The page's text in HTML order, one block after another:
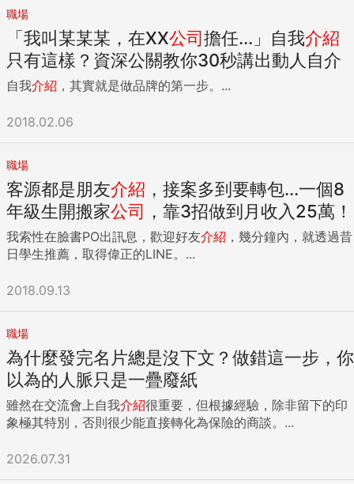
職場
「我叫某某某，在XX公司擔任...」自我介紹
只有這樣？資深公關教你30秒講出動人自介
自我介紹 ，其實就是做品牌的第一步。...
2018.02.06
職場
客源都是朋友介紹 ，接案多到要轉包...一個8
年級生開搬家公司 ，靠3招做到月收入25萬！
我索性在臉書PO出訊息，歡迎好友介紹 ，幾分鐘內，就透過昔
日學生推薦，取得偉正的LINE。...
2018.09.13
職場
為什麼發完名片總是沒下文？做錯這一步，你
以為的人脈只是一疊廢紙
雖然在交流會上自我介紹很重要，但根據經驗，除非留下的印
象極其特別，否則很少能直接轉化為保險的商談。...
2026.07.31